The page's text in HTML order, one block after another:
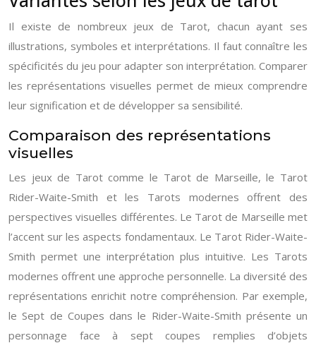
Il existe de nombreux jeux de Tarot, chacun ayant ses
illustrations, symboles et interprétations. Il faut connaître les
spécificités du jeu pour adapter son interprétation. Comparer
les représentations visuelles permet de mieux comprendre
leur signification et de développer sa sensibilité.
Comparaison des représentations
visuelles
Les jeux de Tarot comme le Tarot de Marseille, le Tarot
Rider-Waite-Smith et les Tarots modernes offrent des
perspectives visuelles différentes. Le Tarot de Marseille met
l’accent sur les aspects fondamentaux. Le Tarot Rider-Waite-
Smith permet une interprétation plus intuitive. Les Tarots
modernes offrent une approche personnelle. La diversité des
représentations enrichit notre compréhension. Par exemple,
le Sept de Coupes dans le Rider-Waite-Smith présente un
personnage face à sept coupes remplies d’objets